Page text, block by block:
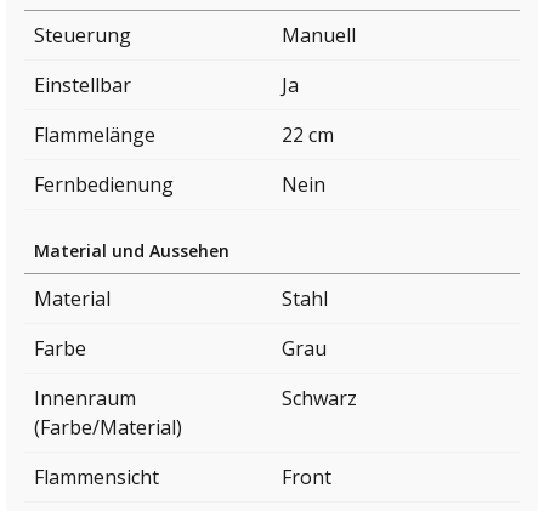
Steuerung
Manuell
Einstellbar
Ja
Flammelänge
22 cm
Fernbedienung
Nein
Material und Aussehen
Material
Stahl
Farbe
Grau
Innenraum
(Farbe/Material)
Schwarz
Flammensicht
Front